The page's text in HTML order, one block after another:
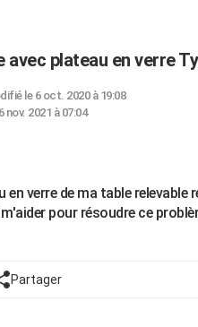
avec plateau en verre
le 6 oct. 2020 à 19:08
6 nov. 2021 à 07:04
en verre de ma table relevable
pour résoudre ce
Partager